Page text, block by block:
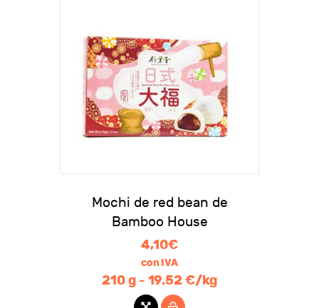
Mochi de red bean de
Bamboo House
4,10€
con IVA
210 g - 19.52 €/kg